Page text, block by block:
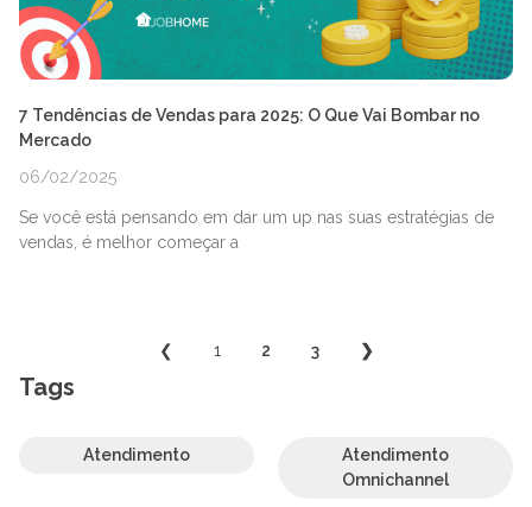
7 Tendências de Vendas para 2025: O Que Vai Bombar no
Mercado
06/02/2025
Se você está pensando em dar um up nas suas estratégias de
vendas, é melhor começar a
❮ 1 2 3 ❯
Tags
Atendimento
Atendimento
Omnichannel